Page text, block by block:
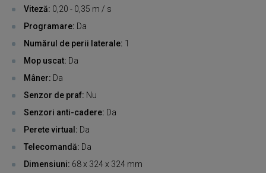
Viteză: 0,20 - 0,35 m / s
Programare: Da
Numărul de perii laterale: 1
Mop uscat: Da
Mâner: Da
Senzor de praf: Nu
Senzori anti-cadere: Da
Perete virtual: Da
Telecomandă: Da
Dimensiuni: 68 x 324 x 324 mm